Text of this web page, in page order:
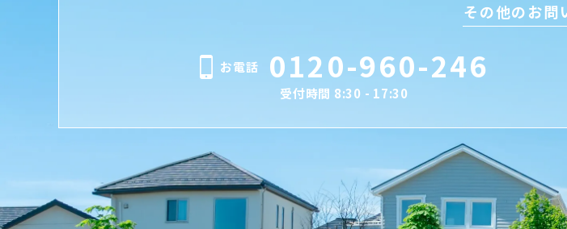
その他のお問
お電話 0120-960-246
受付時間 8:30 - 17:30